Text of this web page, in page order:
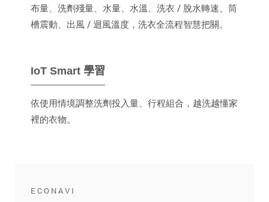
布量、洗劑殘量、水量、水溫、洗衣 / 脫水轉速、筒
槽震動、出風 / 迴風溫度，洗衣全流程智慧把關。
IoT Smart 學習
依使用情境調整洗劑投入量、行程組合，越洗越懂家
裡的衣物。
ECONAVI